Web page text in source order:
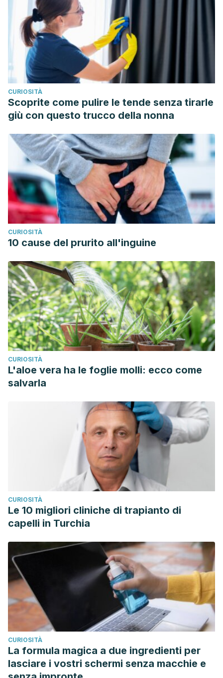
10.1677/joe.0.1660235.
Mo Med. 2018 May-Jun; 115(3): 247–252. Not Salt But Sugar
As Aetiological In Osteoporosis: A Review.
https://www.ncbi.nlm.nih.gov/pmc/articles/PMC6140170/
CURIOSITÀ
Scoprite come pulire le tende senza tirarle
giù con questo trucco della nonna
CURIOSITÀ
10 cause del prurito all'inguine
CURIOSITÀ
L'aloe vera ha le foglie molli: ecco come
salvarla
CURIOSITÀ
Le 10 migliori cliniche di trapianto di
capelli in Turchia
CURIOSITÀ
La formula magica a due ingredienti per
lasciare i vostri schermi senza macchie e